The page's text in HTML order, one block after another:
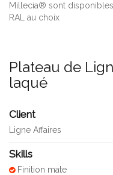
Millecia® sont
RAL au choix
Plateau de
laqué
Client
Ligne Affaires
Skills
Finition mate